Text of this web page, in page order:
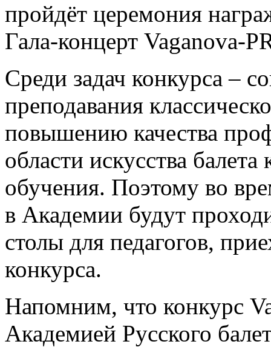
пройдёт церемония
Гала-концерт Vaganova-
Среди задач конкурса –
преподавания
повышению качества
области искусства балета
обучения. Поэтому во
в Академии будут
столы для педагогов,
конкурса.
Напомним, что конкурс
Академией Русского